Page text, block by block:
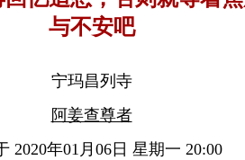
与不安吧
宁玛昌列寺
阿姜查尊者
2020年01月06日 星期一 20:00